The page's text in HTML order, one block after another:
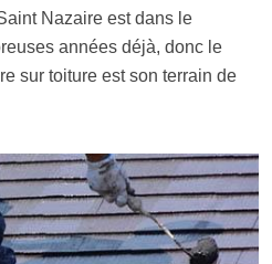
Nazaire est dans le
années déjà, donc le
sur toiture est son terrain de